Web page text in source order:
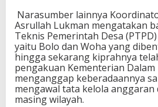
Narasumber lainnya
Asrullah Lukman mengatakan
Teknis Pemerintah Desa
yaitu Bolo dan Woha yang
hingga sekarang kiprahnya
pengakuan Kementerian
menganggap keberadaannya
mengawal tata kelola anggaran
masing wilayah.